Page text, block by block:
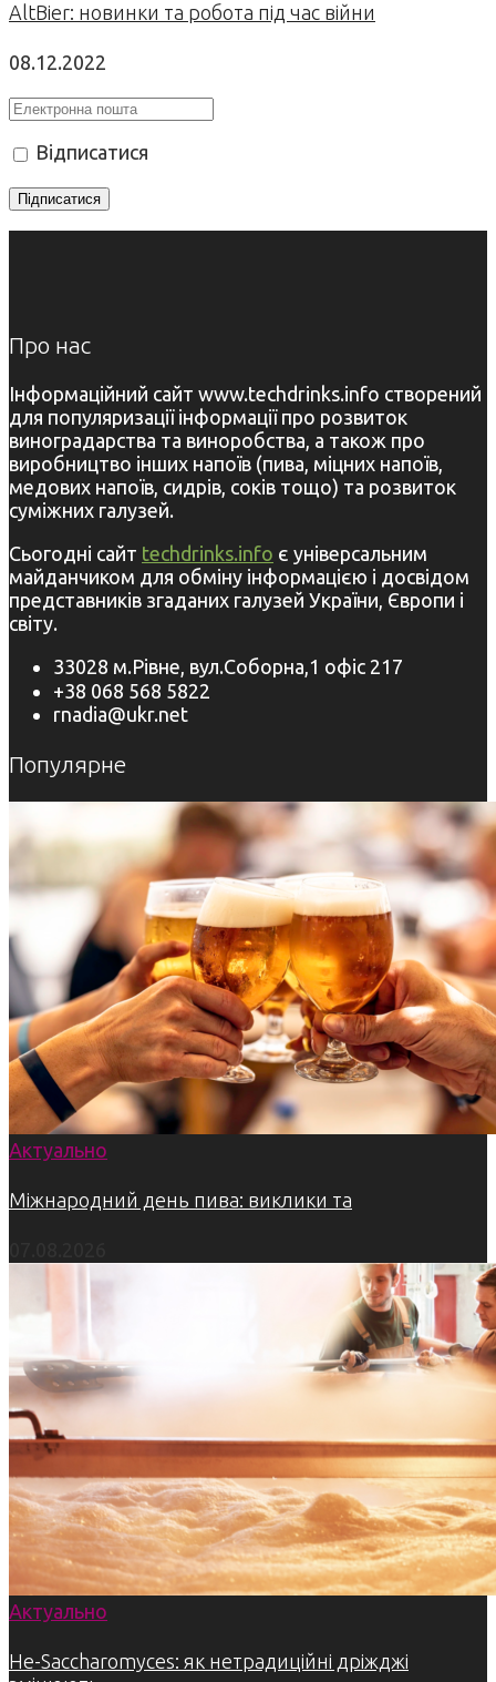
AltBier: новинки та робота під час війни
08.12.2022
Відписатися
Про нас
Інформаційний сайт www.techdrinks.info створений
для популяризації інформації про розвиток
виноградарства та виноробства, а також про
виробництво інших напоїв (пива, міцних напоїв,
медових напоїв, сидрів, соків тощо) та розвиток
суміжних галузей.
Сьогодні сайт techdrinks.info є універсальним
майданчиком для обміну інформацією і досвідом
представників згаданих галузей України, Європи і
світу.
33028 м.Рівне, вул.Соборна,1 офіс 217
+38 068 568 5822
rnadia@ukr.net
Популярне
Актуально
Міжнародний день пива: виклики та
Актуально
Не-Saccharomyces: як нетрадиційні дріжджі